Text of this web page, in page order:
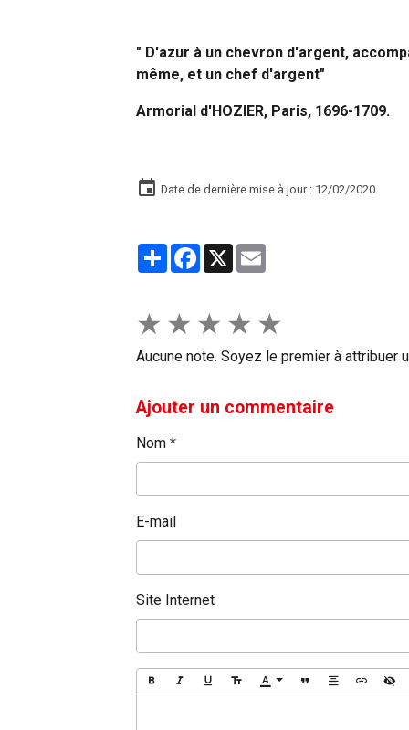
" D'azur à un chevron d'argent,
même, et un chef d'argent"
Armorial d'HOZIER, Paris, 1696-1709.
Date de dernière mise à jour : 12/02/2020
PartagerFacebook
X
★ ★ ★ ★ ★
Aucune note. Soyez le premier à attribuer
Ajouter un commentaire
Nom
E-mail
Site Internet